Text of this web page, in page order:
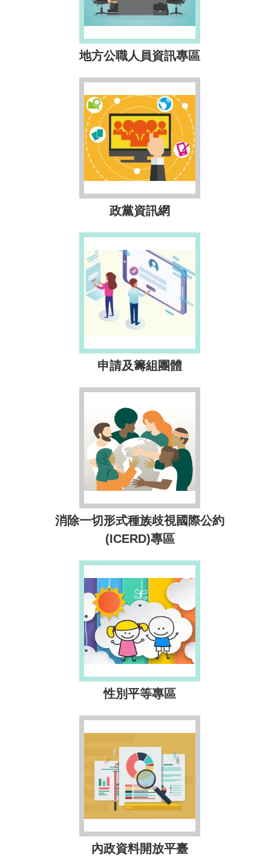
地方公職人員資訊專區
政黨資訊網
申請及籌組團體
消除一切形式種族歧視國際公約
(ICERD)專區
性別平等專區
內政資料開放平臺